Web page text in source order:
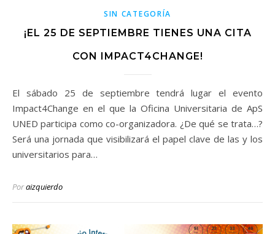
SIN CATEGORÍA
¡EL 25 DE SEPTIEMBRE TIENES UNA CITA
CON IMPACT4CHANGE!
El sábado 25 de septiembre tendrá lugar el evento
Impact4Change en el que la Oficina Universitaria de ApS
UNED participa como co-organizadora. ¿De qué se trata…?
Será una jornada que visibilizará el papel clave de las y los
universitarios para…
Poraizquierdo